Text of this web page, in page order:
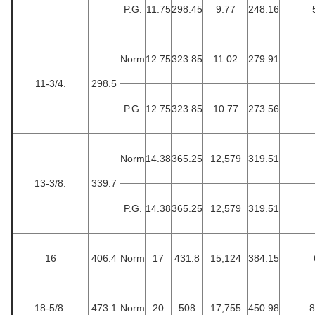
P.G. 11.75298.45 9.77 248.16
11-3/4. 298.5
Norm12.75323.85 11.02 279.91
P.G. 12.75323.85 10.77 273.56
13-3/8. 339.7
Norm14.38365.25 12,579 319.51
P.G. 14.38365.25 12,579 319.51
16 406.4 Norm 17 431.8 15,124 384.15
18-5/8. 473.1 Norm 20 508 17,755 450.98